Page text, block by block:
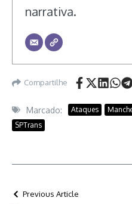
narrativa.
Compartilhe
Marcado: Ataques
SPTrans
Previous Article